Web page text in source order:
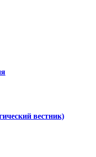
вестник)